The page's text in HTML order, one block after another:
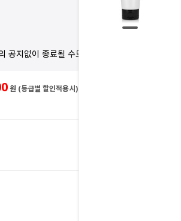
지없이 종료될 수도 있습니다.
원 (등급별 할인적용시)